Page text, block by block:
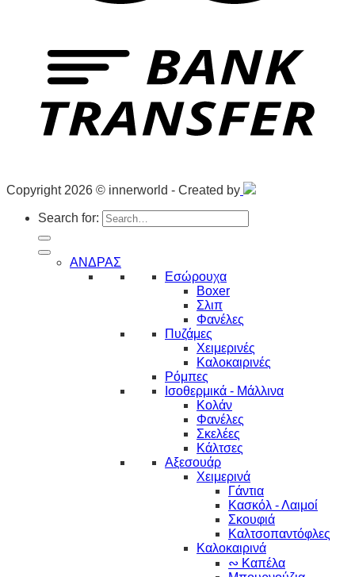
Copyright 2026 © innerworld - Created by
Search for:
ΑΝΔΡΑΣ
Εσώρουχα
Boxer
Σλιπ
Φανέλες
Πυζάμες
Χειμερινές
Καλοκαιρινές
Ρόμπες
Ισοθερμικά - Μάλλινα
Κολάν
Φανέλες
Σκελέες
Κάλτσες
Αξεσουάρ
Χειμερινά
Γάντια
Κασκόλ - Λαιμοί
Σκουφιά
Καλτσοπαντόφλες
Καλοκαιρινά
∾ Καπέλα